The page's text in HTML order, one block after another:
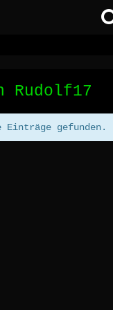
Rudolf17
Einträge gefunden.